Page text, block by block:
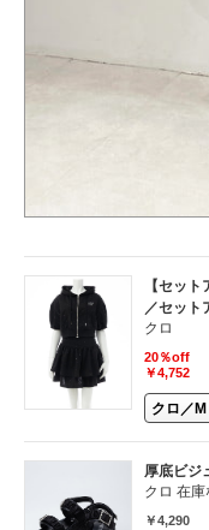
【セッ
／セット
クロ
20％off
￥4,752
厚底ビジ
クロ 在庫
￥4,290